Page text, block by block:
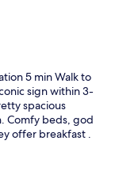
5 min Walk to
sign within 3-
spacious
Comfy beds, god
offer breakfast .